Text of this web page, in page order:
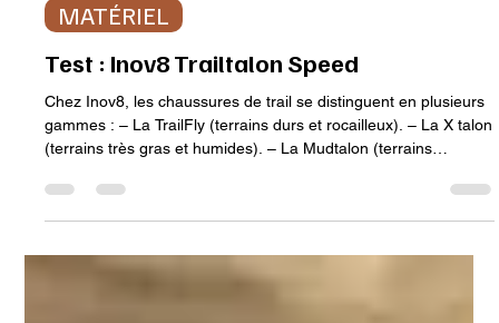
9 déc. 2025 4 min de lecture
MATÉRIEL
Test : Inov8 Trailtalon Speed
Chez Inov8, les chaussures de trail se distinguent en plusieurs
gammes : – La TrailFly (terrains durs et rocailleux). – La X talon